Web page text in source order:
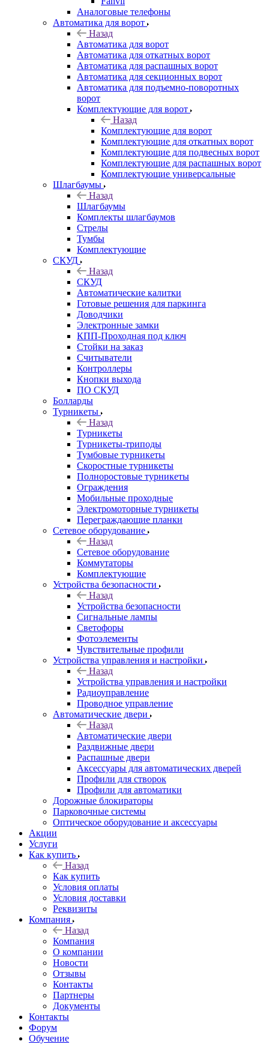
Аналоговые телефоны
Автоматика для ворот
Назад
Автоматика для ворот
Автоматика для откатных ворот
Автоматика для распашных ворот
Автоматика для секционных ворот
Автоматика для подъемно-поворотных
ворот
Комплектующие для ворот
Назад
Комплектующие для ворот
Комплектующие для откатных ворот
Комплектующие для подвесных ворот
Комплектующие для распашных ворот
Комплектующие универсальные
Шлагбаумы
Назад
Шлагбаумы
Комплекты шлагбаумов
Стрелы
Тумбы
Комплектующие
СКУД
Назад
СКУД
Автоматические калитки
Готовые решения для паркинга
Доводчики
Электронные замки
КПП-Проходная под ключ
Стойки на заказ
Считыватели
Контроллеры
Кнопки выхода
ПО СКУД
Болларды
Турникеты
Назад
Турникеты
Турникеты-триподы
Тумбовые турникеты
Скоростные турникеты
Полноростовые турникеты
Ограждения
Мобильные проходные
Электромоторные турникеты
Переграждающие планки
Сетевое оборудование
Назад
Сетевое оборудование
Коммутаторы
Комплектующие
Устройства безопасности
Назад
Устройства безопасности
Сигнальные лампы
Светофоры
Фотоэлементы
Чувствительные профили
Устройства управления и настройки
Назад
Устройства управления и настройки
Радиоуправление
Проводное управление
Автоматические двери
Назад
Автоматические двери
Раздвижные двери
Распашные двери
Аксессуары для автоматических дверей
Профили для створок
Профили для автоматики
Дорожные блокираторы
Парковочные системы
Оптическое оборудование и аксессуары
Акции
Услуги
Как купить
Назад
Как купить
Условия оплаты
Условия доставки
Реквизиты
Компания
Назад
Компания
О компании
Новости
Отзывы
Контакты
Партнеры
Документы
Контакты
Форум
Обучение